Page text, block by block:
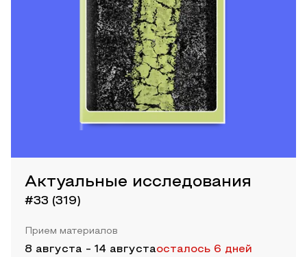
Актуальные исследования
#33 (319)
Прием материалов
8 августа - 14 августаосталось 6 дней